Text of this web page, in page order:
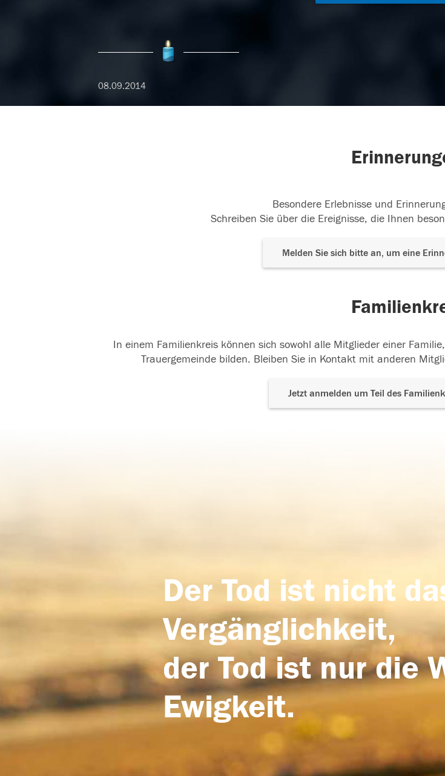
08.09.2014
Besondere Erlebnisse und
Schreiben Sie über die Ereignisse, die Ihnen
Melden Sie sich bitte an, um eine
In einem Familienkreis können sich sowohl alle Mitglieder einer
Trauergemeinde bilden. Bleiben Sie in Kontakt mit anderen
Jetzt anmelden um Teil des
Der Tod ist nicht
Vergänglichkeit,
der Tod ist nur die
Ewigkeit.